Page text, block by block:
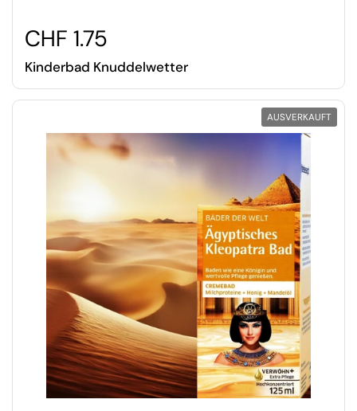
CHF 1.75
Kinderbad Knuddelwetter
AUSVERKAUFT